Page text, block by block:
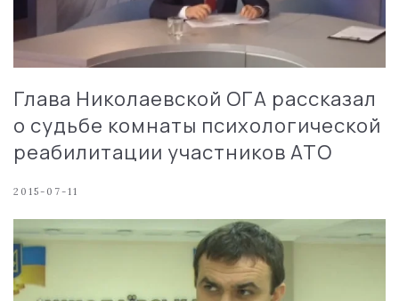
Глава Николаевской ОГА рассказал
о судьбе комнаты психологической
реабилитации участников АТО
2015-07-11